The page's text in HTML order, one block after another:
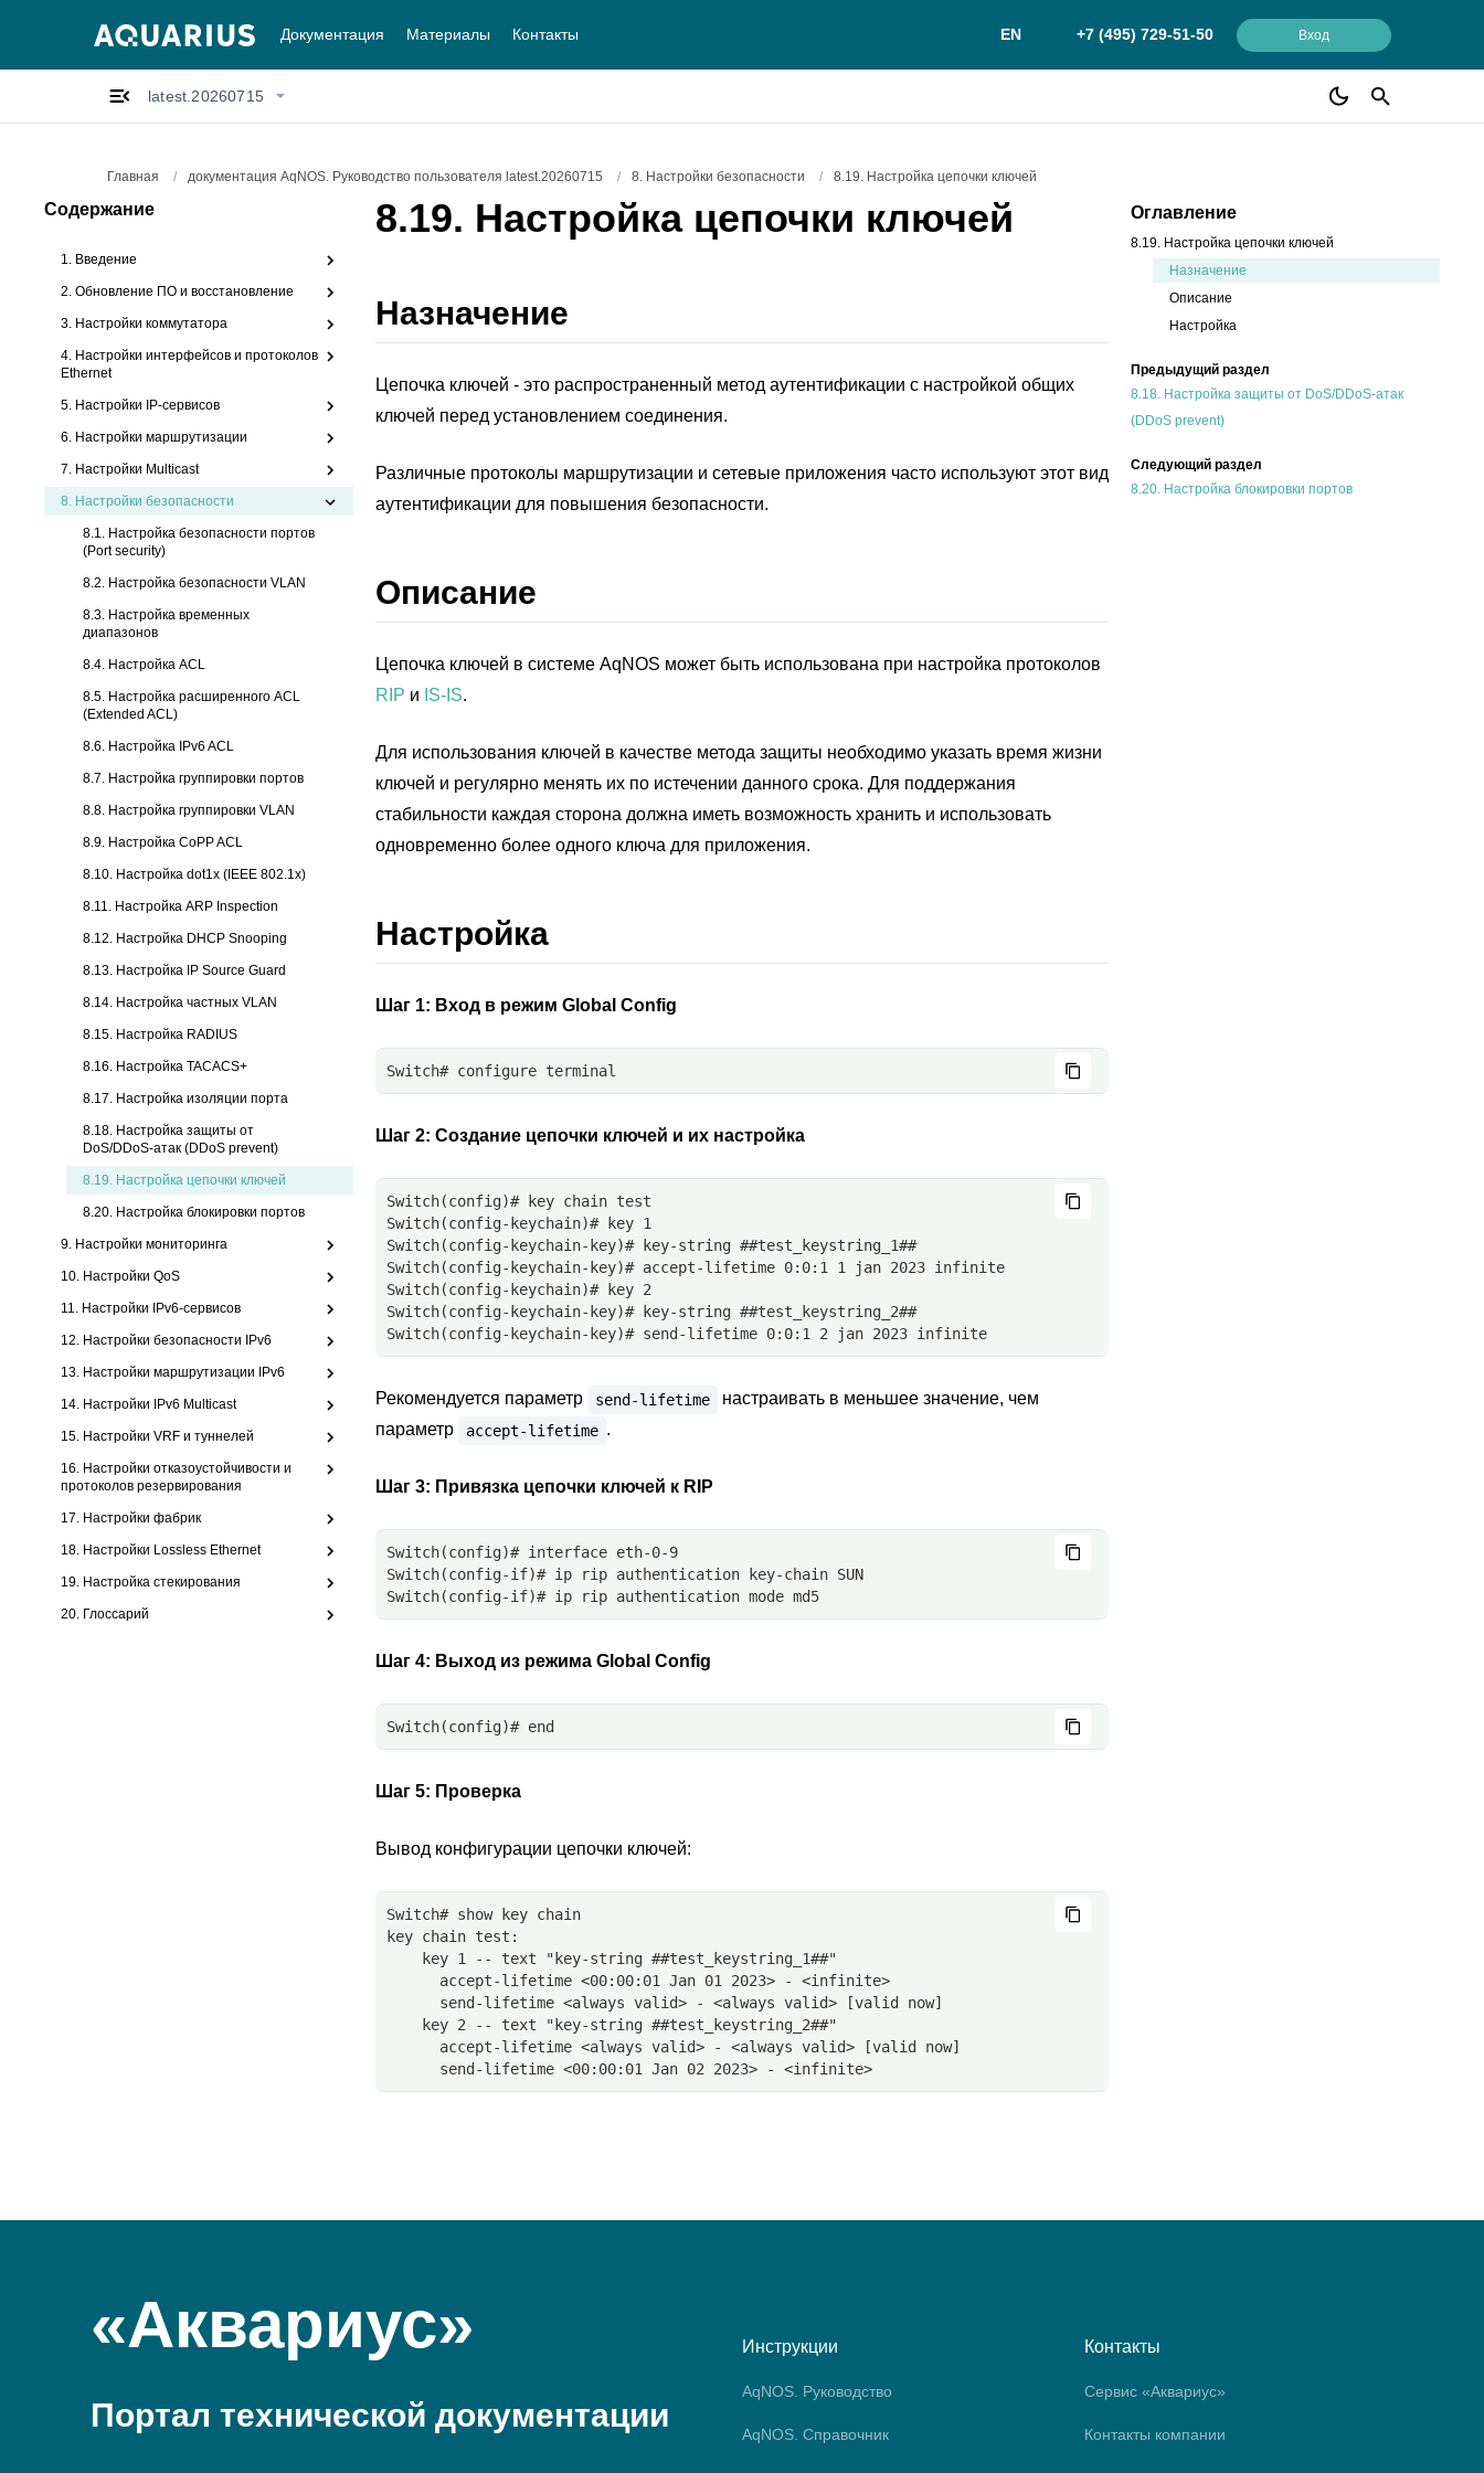
Документация Материалы Контакты EN +7 (495) 729-51-50 Вход
latest.20260715
Главная / документация AqNOS. Руководство пользователя latest.20260715 / 8. Настройки безопасности / 8.19. Настройка цепочки ключей
Содержание
1. Введение
2. Обновление ПО и восстановление
3. Настройки коммутатора
4. Настройки интерфейсов и протоколов
Ethernet
5. Настройки IP-сервисов
6. Настройки маршрутизации
7. Настройки Multicast
8. Настройки безопасности
8.1. Настройка безопасности портов
(Port security)
8.2. Настройка безопасности VLAN
8.3. Настройка временных
диапазонов
8.4. Настройка ACL
8.5. Настройка расширенного ACL
(Extended ACL)
8.6. Настройка IPv6 ACL
8.7. Настройка группировки портов
8.8. Настройка группировки VLAN
8.9. Настройка CoPP ACL
8.10. Настройка dot1x (IEEE 802.1х)
8.11. Настройка ARP Inspection
8.12. Настройка DHCP Snooping
8.13. Настройка IP Source Guard
8.14. Настройка частных VLAN
8.15. Настройка RADIUS
8.16. Настройка TACACS+
8.17. Настройка изоляции порта
8.18. Настройка защиты от
DoS/DDoS-атак (DDoS prevent)
8.19. Настройка цепочки ключей
8.20. Настройка блокировки портов
9. Настройки мониторинга
10. Настройки QoS
11. Настройки IPv6-сервисов
12. Настройки безопасности IPv6
13. Настройки маршрутизации IPv6
14. Настройки IPv6 Multicast
15. Настройки VRF и туннелей
16. Настройки отказоустойчивости и
протоколов резервирования
17. Настройки фабрик
18. Настройки Lossless Ethernet
19. Настройка стекирования
20. Глоссарий
8.19. Настройка цепочки ключей
Назначение
Цепочка ключей - это распространенный метод аутентификации с настройкой общих
ключей перед установлением соединения.
Различные протоколы маршрутизации и сетевые приложения часто используют этот вид
аутентификации для повышения безопасности.
Описание
Цепочка ключей в системе AqNOS может быть использована при настройка протоколов
RIP и IS-IS.
Для использования ключей в качестве метода защиты необходимо указать время жизни
ключей и регулярно менять их по истечении данного срока. Для поддержания
стабильности каждая сторона должна иметь возможность хранить и использовать
одновременно более одного ключа для приложения.
Настройка
Шаг 1: Вход в режим Global Config
Switch# configure terminal
Шаг 2: Создание цепочки ключей и их настройка
Switch(config)# key chain test
Switch(config-keychain)# key 1
Switch(config-keychain-key)# key-string ##test_keystring_1##
Switch(config-keychain-key)# accept-lifetime 0:0:1 1 jan 2023 infinite
Switch(config-keychain)# key 2
Switch(config-keychain-key)# key-string ##test_keystring_2##
Switch(config-keychain-key)# send-lifetime 0:0:1 2 jan 2023 infinite
Рекомендуется параметр send-lifetime
настраивать в меньшее значение, чем
параметр
accept-lifetime .
Шаг 3: Привязка цепочки ключей к RIP
Switch(config)# interface eth-0-9
Switch(config-if)# ip rip authentication key-chain SUN
Switch(config-if)# ip rip authentication mode md5
Шаг 4: Выход из режима Global Config
Switch(config)# end
Шаг 5: Проверка
Вывод конфигурации цепочки ключей:
Switch# show key chain
key chain test:
    key 1 -- text "key-string ##test_keystring_1##"
      accept-lifetime <00:00:01 Jan 01 2023> - <infinite>
      send-lifetime <always valid> - <always valid> [valid now]
    key 2 -- text "key-string ##test_keystring_2##"
      accept-lifetime <always valid> - <always valid> [valid now]
      send-lifetime <00:00:01 Jan 02 2023> - <infinite>
Оглавление
8.19. Настройка цепочки ключей
Назначение
Описание
Настройка
Предыдущий раздел
8.18. Настройка защиты от DoS/DDoS-атак
(DDoS prevent)
Следующий раздел
8.20. Настройка блокировки портов
«Аквариус»
Портал технической документации
Инструкции
AqNOS. Руководство
AqNOS. Справочник
Контакты
Сервис «Аквариус»
Контакты компании